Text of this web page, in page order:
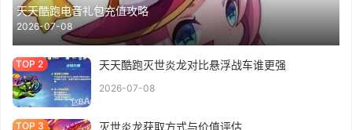
天天酷跑电音礼包充值攻略
2026-07-08
天天酷跑灭世炎龙对比悬浮战车谁更强
2026-07-08
灭世炎龙获取方式与价值评估